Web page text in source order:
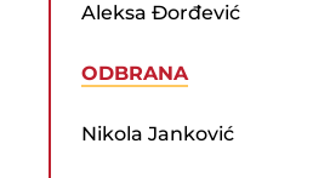
Aleksa Đorđević
ODBRANA
Nikola Janković